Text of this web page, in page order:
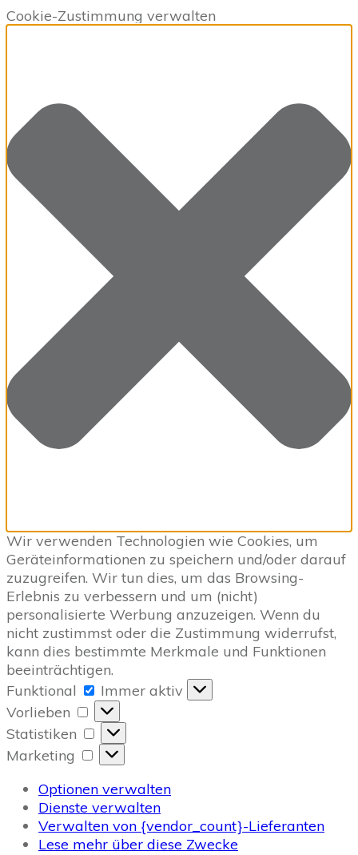
Cookie-Zustimmung verwalten
Wir verwenden Technologien wie Cookies, um
Geräteinformationen zu speichern und/oder darauf
zuzugreifen. Wir tun dies, um das Browsing-
Erlebnis zu verbessern und um (nicht)
personalisierte Werbung anzuzeigen. Wenn du
nicht zustimmst oder die Zustimmung widerrufst,
kann dies bestimmte Merkmale und Funktionen
beeinträchtigen.
Funktional
Funktional
Immer aktiv
Vorlieben
Vorlieben
Statistiken
Statistiken
Marketing
Marketing
Optionen verwalten
Dienste verwalten
Verwalten von {vendor_count}-Lieferanten
Lese mehr über diese Zwecke